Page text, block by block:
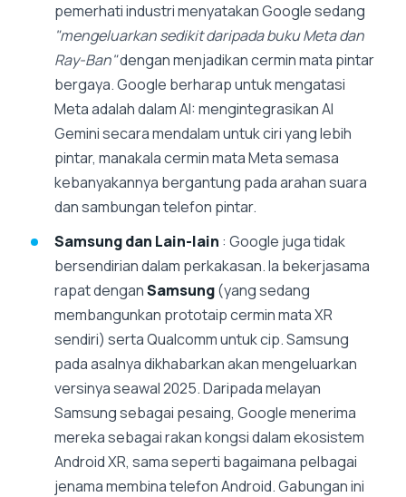
pemerhati industri menyatakan Google sedang
"mengeluarkan sedikit daripada buku Meta dan
Ray-Ban"dengan menjadikan cermin mata pintar
bergaya. Google berharap untuk mengatasi
Meta adalah dalam AI: mengintegrasikan AI
Gemini secara mendalam untuk ciri yang lebih
pintar, manakala cermin mata Meta semasa
kebanyakannya bergantung pada arahan suara
dan sambungan telefon pintar.
Samsung dan Lain-lain : Google juga tidak
bersendirian dalam perkakasan. Ia bekerjasama
rapat denganSamsung(yang sedang
membangunkan prototaip cermin mata XR
sendiri) serta Qualcomm untuk cip. Samsung
pada asalnya dikhabarkan akan mengeluarkan
versinya seawal 2025. Daripada melayan
Samsung sebagai pesaing, Google menerima
mereka sebagai rakan kongsi dalam ekosistem
Android XR, sama seperti bagaimana pelbagai
jenama membina telefon Android. Gabungan ini